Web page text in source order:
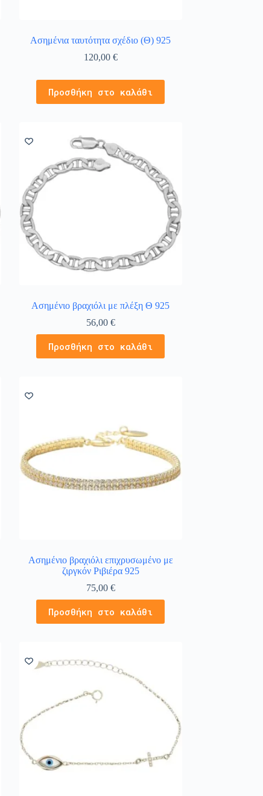
Ασημένια ταυτότητα σχέδιο (Θ) 925
120,00 €
Προσθήκη στο καλάθι
Ασημένιο βραχιόλι με πλέξη Θ 925
56,00 €
Προσθήκη στο καλάθι
Ασημένιο βραχιόλι επιχρυσωμένο με
ζιργκόν Ριβιέρα 925
75,00 €
Προσθήκη στο καλάθι